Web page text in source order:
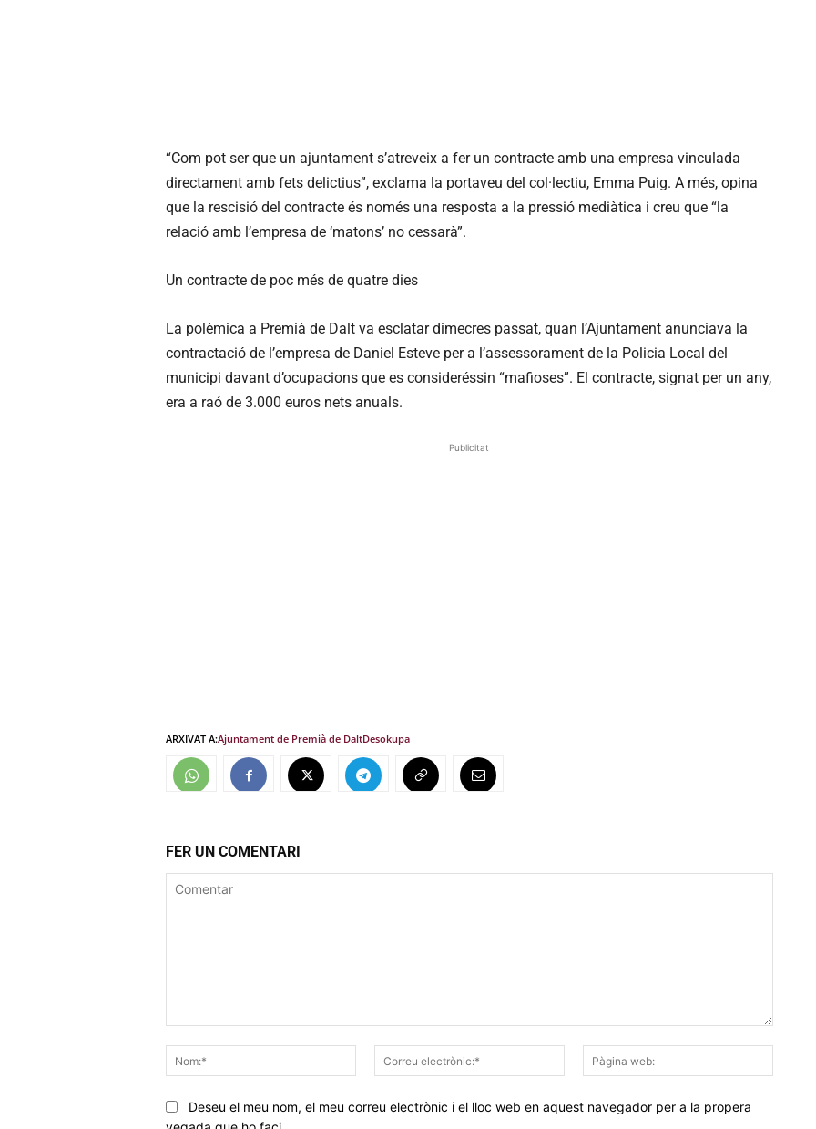
“Com pot ser que un ajuntament s’atreveix a fer un contracte amb una empresa vinculada
directament amb fets delictius”, exclama la portaveu del col·lectiu, Emma Puig. A més, opina
que la rescisió del contracte és només una resposta a la pressió mediàtica i creu que “la
relació amb l’empresa de ‘matons’ no cessarà”.
Un contracte de poc més de quatre dies
La polèmica a Premià de Dalt va esclatar dimecres passat, quan l’Ajuntament anunciava la
contractació de l’empresa de Daniel Esteve per a l’assessorament de la Policia Local del
municipi davant d’ocupacions que es consideréssin “mafioses”. El contracte, signat per un any,
era a raó de 3.000 euros nets anuals.
Publicitat
ARXIVAT A:Ajuntament de Premià de DaltDesokupa
FER UN COMENTARI
Nom:*
Correu
electrònic:*
web:
Deseu el meu nom, el meu correu electrònic i el lloc web en aquest navegador per a la propera